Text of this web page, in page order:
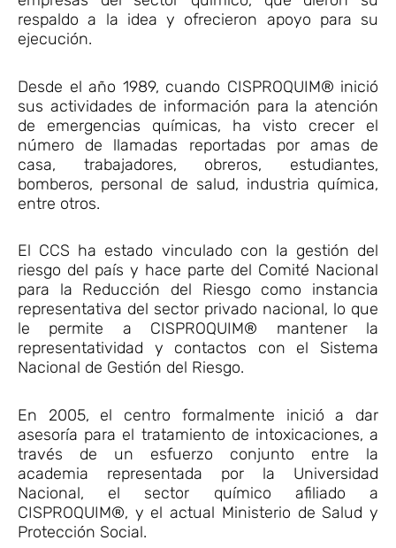
respaldo a la idea y ofrecieron apoyo para su
ejecución.
Desde el año 1989, cuando CISPROQUIM® inició
sus actividades de información para la atención
de emergencias químicas, ha visto crecer el
número de llamadas reportadas por amas de
casa, trabajadores, obreros, estudiantes,
bomberos, personal de salud, industria química,
entre otros.
El CCS ha estado vinculado con la gestión del
riesgo del país y hace parte del Comité Nacional
para la Reducción del Riesgo como instancia
representativa del sector privado nacional, lo que
le permite a CISPROQUIM® mantener la
representatividad y contactos con el Sistema
Nacional de Gestión del Riesgo.
En 2005, el centro formalmente inició a dar
asesoría para el tratamiento de intoxicaciones, a
través de un esfuerzo conjunto entre la
academia representada por la Universidad
Nacional, el sector químico afiliado a
CISPROQUIM®, y el actual Ministerio de Salud y
Protección Social.